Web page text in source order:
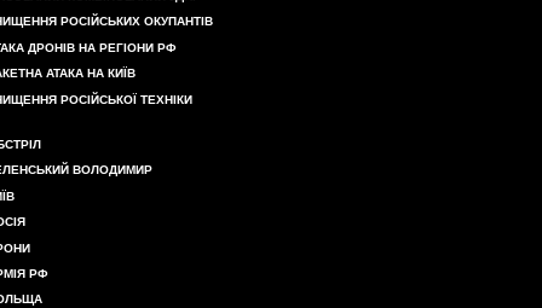
РОСІЙСЬКИХ ОКУПАНТІВ
ДРОНІВ НА РЕГІОНИ РФ
АТАКА НА КИЇВ
РОСІЙСЬКОЇ ТЕХНІКИ
ВОЛОДИМИР
РФ